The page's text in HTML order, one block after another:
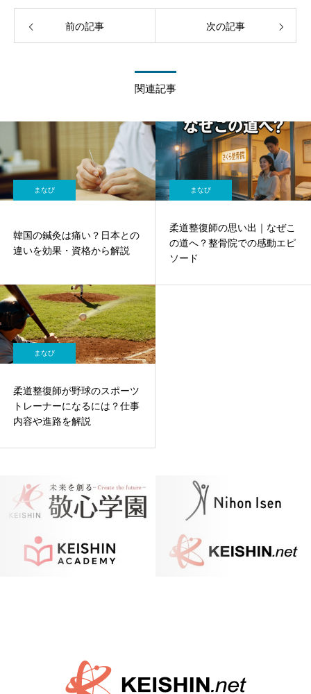
前の記事 次の記事
関連記事
まなび
韓国の鍼灸は痛い？日本との
違いを効果・資格から解説
まなび
柔道整復師の思い出｜なぜこ
の道へ？整骨院での感動エピ
ソード
まなび
柔道整復師が野球のスポーツ
トレーナーになるには？仕事
内容や進路を解説